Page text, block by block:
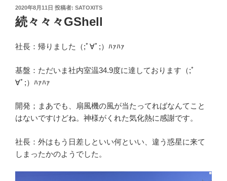
投
稿
日:
2020年8月11日 投稿者: SATOXITS
続々々々GShell
社長：帰りました（;ﾟ∀ﾟ;）ﾊｧﾊｧ
基盤：ただいま社内室温34.9度に達しております（;ﾟ
∀ﾟ;）ﾊｧﾊｧ
開発；まあでも、扇風機の風が当たってればなんてこと
はないですけどね。神様がくれた気化熱に感謝です。
社長：外はもう日差しといい何といい、違う惑星に来て
しまったかのようでした。